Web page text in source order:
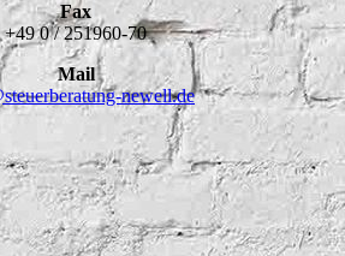
Fax
+49 0 / 251960-70
Mail
steuerberatung-newell.de